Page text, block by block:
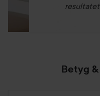
Betyg